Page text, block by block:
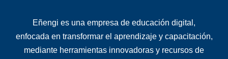
Eñengi es una empresa de educación digital ,
enfocada en transformar el aprendizaje y capacitación,
mediante herramientas innovadoras y recursos de